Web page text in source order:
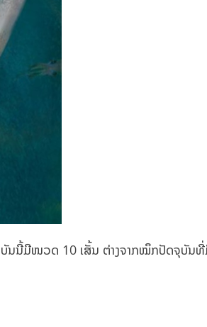
ນນີ້ມີໜວດ 10 ເສັ້ນ ຕ່າງຈາກໝຶກປັດຈຸບັນ